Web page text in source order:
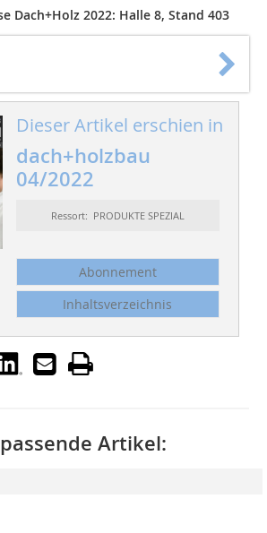
Dach+Holz 2022: Halle 8, Stand 403
Dieser Artikel erschien in
dach+holzbau
04/2022
Ressort: PRODUKTE SPEZIAL
Abonnement
Inhaltsverzeichnis
Artikel: